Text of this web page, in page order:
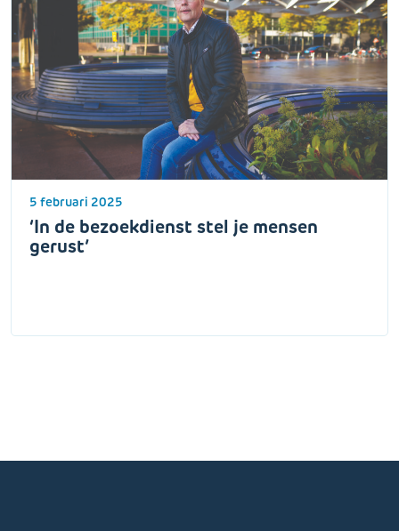
5 februari 2025
‘In de bezoekdienst stel je mensen
gerust’